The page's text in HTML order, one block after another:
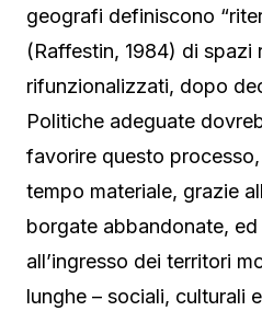
geografi definiscono
(Raffestin, 1984) di spazi
rifunzionalizzati, dopo
Politiche adeguate
favorire questo
tempo materiale, grazie
borgate abbandonate,
all’ingresso dei territori
lunghe – sociali, culturali